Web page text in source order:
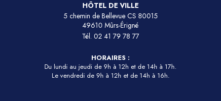
HÔTEL DE VILLE
5 chemin de Bellevue CS 80015
49610 Mûrs-Érigné
Tél. 02 41 79 78 77
HORAIRES :
Du lundi au jeudi de 9h à 12h et de 14h à 17h.
Le vendredi de 9h à 12h et de 14h à 16h.